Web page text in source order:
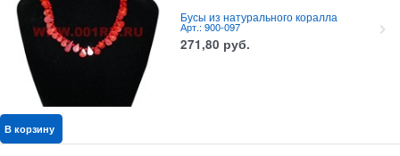
Бусы из натурального коралла
Арт.: 900-097
271,80 руб.
В корзину